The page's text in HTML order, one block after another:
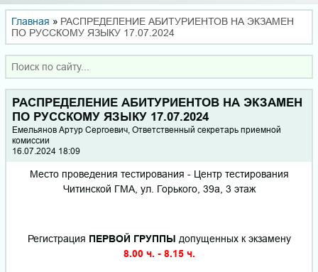
Главная » РАСПРЕДЕЛЕНИЕ АБИТУРИЕНТОВ НА ЭКЗАМЕН
ПО РУССКОМУ ЯЗЫКУ 17.07.2024
РАСПРЕДЕЛЕНИЕ АБИТУРИЕНТОВ НА ЭКЗАМЕН
ПО РУССКОМУ ЯЗЫКУ 17.07.2024
Емельянов Артур Сергоевич, Ответственный секретарь приемной
комиссии
16.07.2024 18:09
Место проведения тестирования - Центр тестирования
Читинской ГМА, ул. Горького, 39а, 3 этаж
Регистрация ПЕРВОЙ ГРУППЫ допущенных к экзамену
8.00 ч. - 8.15 ч.